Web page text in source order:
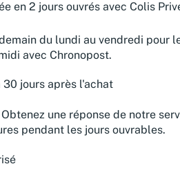
en 2 jours ouvrés avec Colis
du lundi au vendredi pour
avec Chronopost.
30 jours après l'achat
Obtenez une réponse de notre
pendant les jours ouvrables.